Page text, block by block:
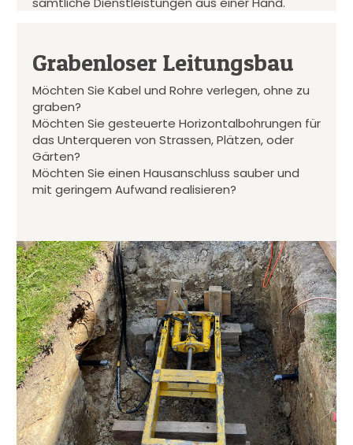
Grabenloser Leitungsbau
Möchten Sie Kabel und Rohre verlegen, ohne zu
graben?
Möchten Sie gesteuerte Horizontalbohrungen für
das Unterqueren von Strassen, Plätzen, oder
Gärten?
Möchten Sie einen Hausanschluss sauber und
mit geringem Aufwand realisieren?